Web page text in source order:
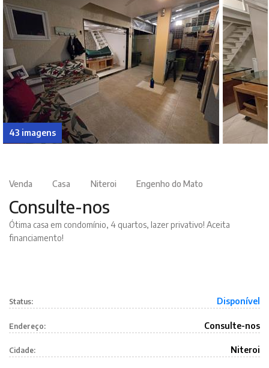
43 imagens
Venda Casa Niteroi Engenho do Mato
Consulte-nos
Ótima casa em condomínio, 4 quartos, lazer privativo! Aceita
financiamento!
Status: Disponível
Endereço: Consulte-nos
Cidade: Niteroi